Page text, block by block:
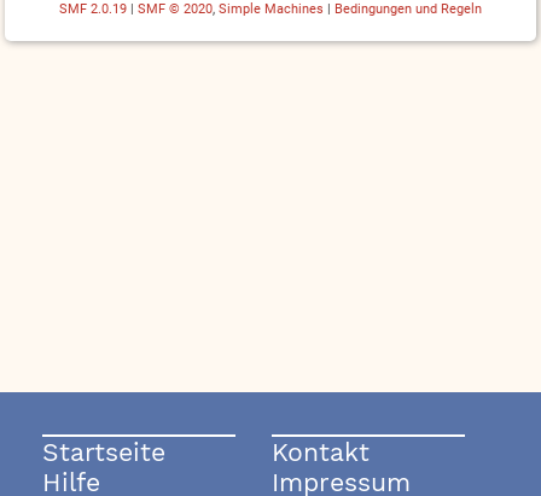
SMF 2.0.19 SMF © 2020, Simple Machines Bedingungen und Regeln
Startseite
Hilfe
Kontakt
Impressum